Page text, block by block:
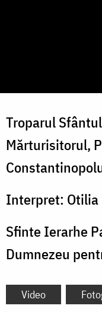
Troparul
Mărturisitorul,
Interpret: Otilia
Sfinte Ierarhe
Dumnezeu
Video